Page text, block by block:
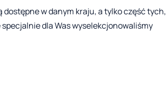
w danym kraju, a tylko część tych,
dla Was wyselekcjonowaliśmy